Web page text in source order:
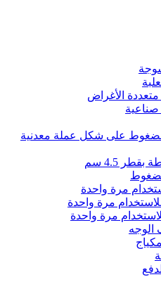
الأغراض
على شكل عملة معدنية
4.5 سم
مرة واحدة
مرة واحدة
مرة واحدة